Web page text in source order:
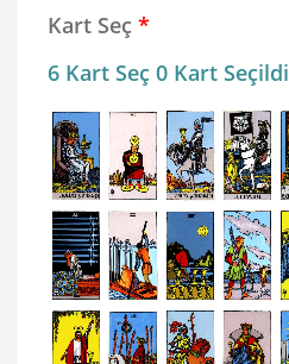
Kart Seç *
6 Kart Seç 0 Kart Seçildi